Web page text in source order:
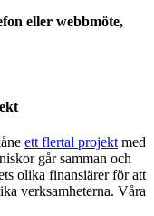
eller webbmöte,
ett flertal projekt med
går samman och
olika finansiärer för att
verksamheterna. Våra